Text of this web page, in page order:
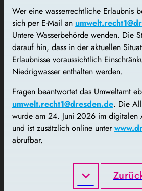
Wer eine wasserrechtliche Erlaubnis
sich per E-Mail an
Untere Wasserbehörde wenden. Die
darauf hin, dass in der aktuellen
Erlaubnisse voraussichtlich
Niedrigwasser enthalten werden.
Fragen beantwortet das Umweltamt
umwelt.recht1@dresden.de. Die
wurde am 24. Juni 2026 im digitalen
und ist zusätzlich online unter
abrufbar.